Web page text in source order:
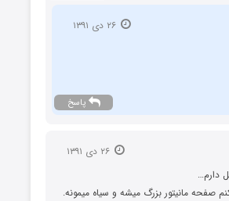
۲۶ دی ۱۳۹۱
پاسخ
۲۶ دی ۱۳۹۱
دارم…
صفحه مانیتور بزرگ میشه و سیاه میمونه.